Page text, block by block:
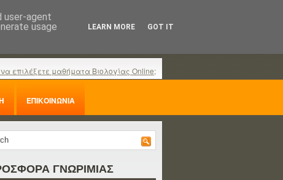
να επιλέξετε μαθήματα Βιολογίας Online;
ΕΠΙΚΟΙΝΩΝΙΑ
ΓΝΩΡΙΜΙΑΣ
user-agent
usage
LEARN MORE GOT IT